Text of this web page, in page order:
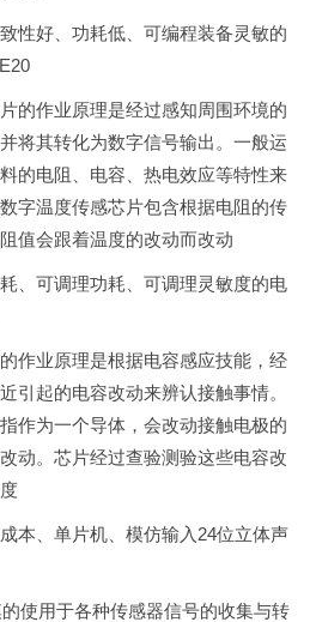
好、功耗低、可编程装备灵敏的
作业原理是经过感知周围环境的
将其转化为数字信号输出。一般运
的电阻、电容、热电效应等特性来
字温度传感芯片包含根据电阻的传
值会跟着温度的改动而改动
可调理功耗、可调理灵敏度的电
业原理是根据电容感应技能，经
引起的电容改动来辨认接触事情。
作为一个导体，会改动接触电极的
动。芯片经过查验测验这些电容改
、单片机、模仿输入24位立体声
用于各种传感器信号的收集与转